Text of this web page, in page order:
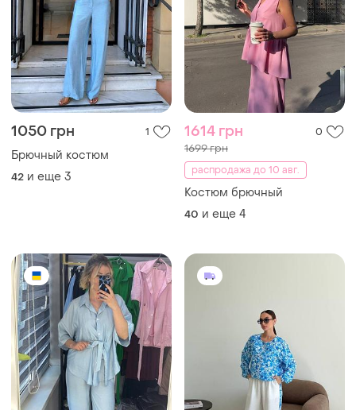
1050 грн 1
Брючный костюм
42 и еще 3
1614 грн 0
1699 грн
распродажа до 10 авг.
Костюм брючный
40 и еще 4